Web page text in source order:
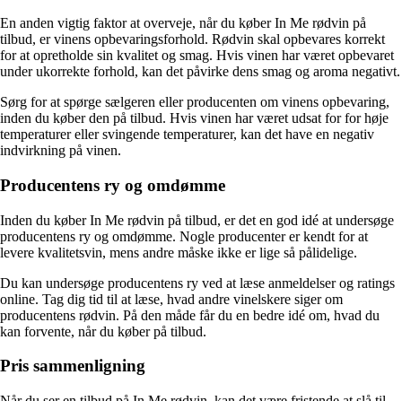
En anden vigtig faktor at overveje, når du køber In Me rødvin på
tilbud, er vinens opbevaringsforhold. Rødvin skal opbevares korrekt
for at opretholde sin kvalitet og smag. Hvis vinen har været opbevaret
under ukorrekte forhold, kan det påvirke dens smag og aroma negativt.
Sørg for at spørge sælgeren eller producenten om vinens opbevaring,
inden du køber den på tilbud. Hvis vinen har været udsat for for høje
temperaturer eller svingende temperaturer, kan det have en negativ
indvirkning på vinen.
Producentens ry og omdømme
Inden du køber In Me rødvin på tilbud, er det en god idé at undersøge
producentens ry og omdømme. Nogle producenter er kendt for at
levere kvalitetsvin, mens andre måske ikke er lige så pålidelige.
Du kan undersøge producentens ry ved at læse anmeldelser og ratings
online. Tag dig tid til at læse, hvad andre vinelskere siger om
producentens rødvin. På den måde får du en bedre idé om, hvad du
kan forvente, når du køber på tilbud.
Pris sammenligning